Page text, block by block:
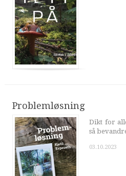
Problemløsning
Dikt for
så
03.10.2023